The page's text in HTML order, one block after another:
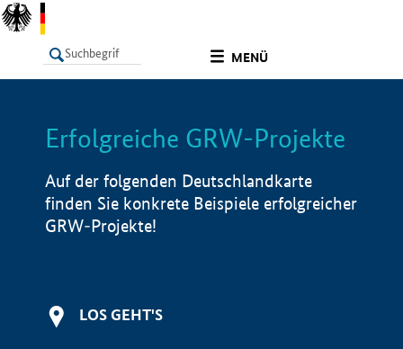
MENÜ
LISTE Info
Erfolgreiche GRW-Projekte
Auf der folgenden Deutschlandkarte
finden Sie konkrete Beispiele erfolgreicher
GRW-Projekte!
LOS GEHT'S